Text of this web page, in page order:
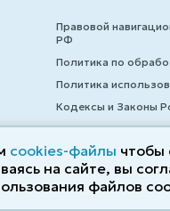
Правовой
РФ
Политика по
Политика
Кодексы и Законы
© ZAKONRF.INFO
cookies-файлы чтобы
на сайте, вы
файлов